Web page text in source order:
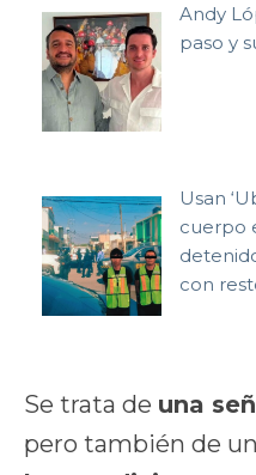
Andy
paso y
Usan
cuerpo
con
Se trata de una
pero también de